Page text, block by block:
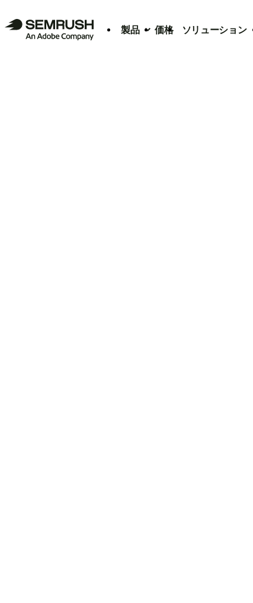
製品 価格 ソリューション